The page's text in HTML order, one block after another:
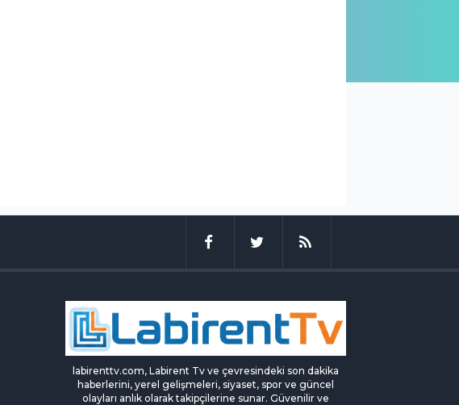
labirenttv.com, Labirent Tv ve çevresindeki son dakika
haberlerini, yerel gelişmeleri, siyaset, spor ve güncel
olayları anlık olarak takipçilerine sunar. Güvenilir ve